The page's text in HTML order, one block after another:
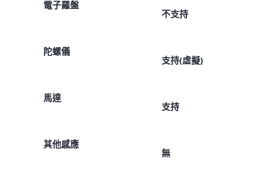
電子羅盤
不支持
陀螺儀
支持(虛擬)
馬達
支持
其他感應
無